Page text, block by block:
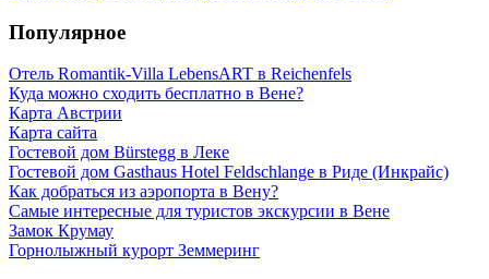
Популярное
Отель Romantik-Villa LebensART в Reichenfels
Куда можно сходить бесплатно в Вене?
Карта Австрии
Карта сайта
Гостевой дом Bürstegg в Леке
Гостевой дом Gasthaus Hotel Feldschlange в Риде (Инкрайс)
Как добраться из аэропорта в Вену?
Самые интересные для туристов экскурсии в Вене
Замок Крумау
Горнолыжный курорт Земмеринг